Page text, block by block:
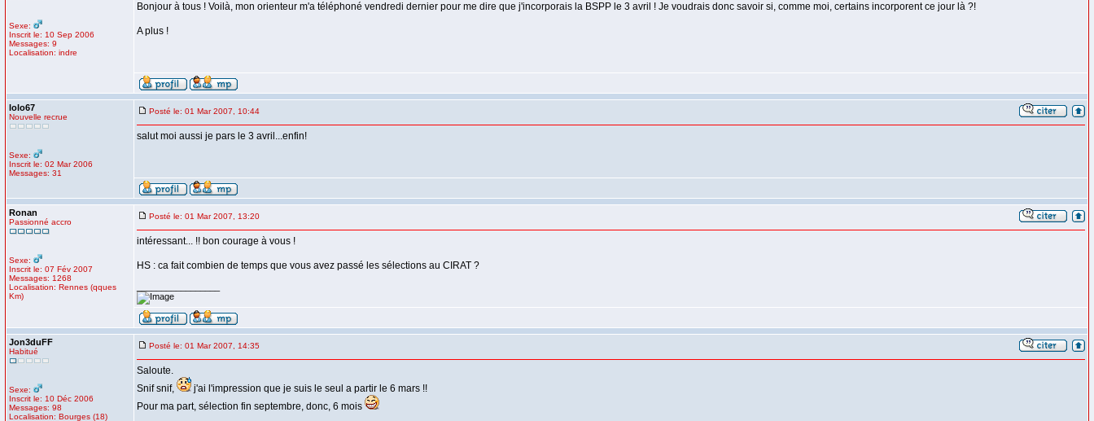
Sexe:
Inscrit le: 10 Sep 2006
Messages: 9
Localisation: indre
Bonjour à tous ! Voilà, mon orienteur m'a téléphoné vendredi dernier pour me dire que j'incorporais la BSPP le 3 avril ! Je voudrais donc savoir si, comme moi, certains incorporent ce jour là ?!
A plus !
lolo67
Nouvelle recrue
Sexe:
Inscrit le: 02 Mar 2006
Messages: 31
Posté le: 01 Mar 2007, 10:44
salut moi aussi je pars le 3 avril...enfin!
Ronan
Passionné accro
Sexe:
Inscrit le: 07 Fév 2007
Messages: 1268
Localisation: Rennes (qques
Km)
Posté le: 01 Mar 2007, 13:20
intéressant... !! bon courage à vous !
HS : ca fait combien de temps que vous avez passé les sélections au CIRAT ?
Jon3duFF
Habitué
Sexe:
Inscrit le: 10 Déc 2006
Messages: 98
Localisation: Bourges (18)
Posté le: 01 Mar 2007, 14:35
Saloute.
Snif snif,
j'ai l'impression que je suis le seul a partir le 6 mars !!
Pour ma part, sélection fin septembre, donc, 6 mois